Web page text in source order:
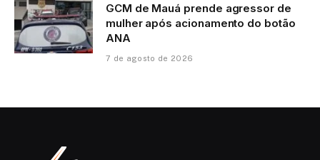
GCM de Mauá prende agressor de
mulher após acionamento do botão
ANA
7 de agosto de 2026